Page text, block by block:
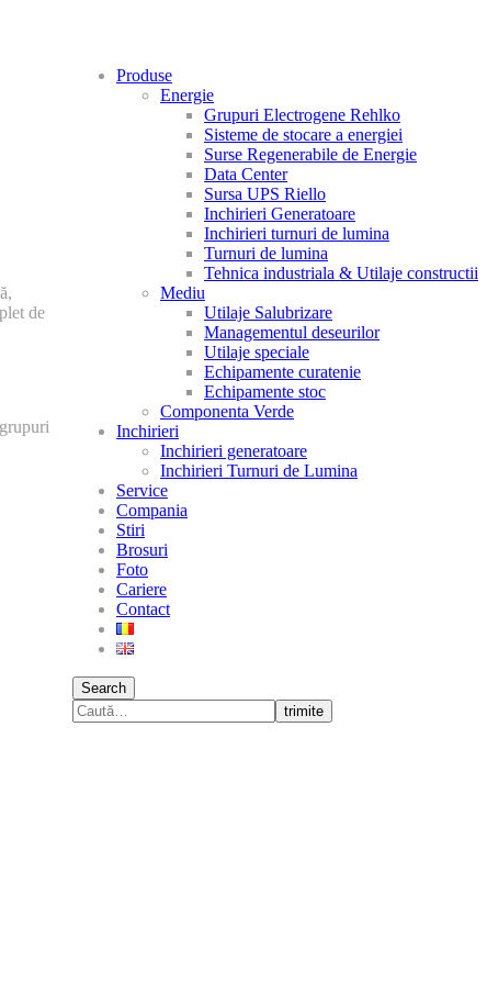
Produse
Energie
Grupuri Electrogene Rehlko
Sisteme de stocare a energiei
Surse Regenerabile de Energie
Data Center
Sursa UPS Riello
Inchirieri Generatoare
Inchirieri turnuri de lumina
Turnuri de lumina
Tehnica industriala & Utilaje constructii
Mediu
Utilaje Salubrizare
Managementul deseurilor
Utilaje speciale
Echipamente curatenie
Echipamente stoc
Componenta Verde
Inchirieri
Inchirieri generatoare
Inchirieri Turnuri de Lumina
Service
Compania
Stiri
Brosuri
Foto
Cariere
Contact
Search
trimite
de